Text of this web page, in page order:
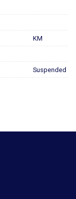
KM
Suspended